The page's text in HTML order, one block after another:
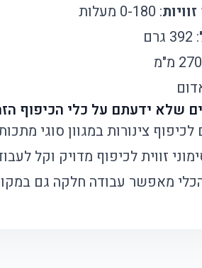
: 0-180 מעלות
: 392 גרם
צינורות במגוון סוגי
זווית לכיפוף מדויק וקל
מאפשר עבודה חלקה גם